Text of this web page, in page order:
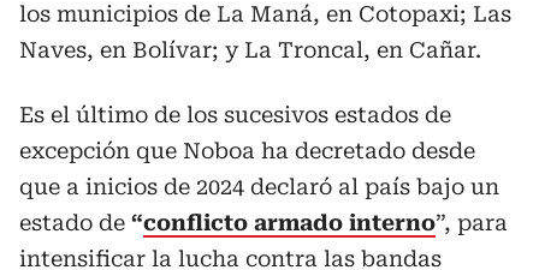
los municipios de La Maná, en Cotopaxi; Las
Naves, en Bolívar; y La Troncal, en Cañar.
Es el último de los sucesivos estados de
excepción que Noboa ha decretado desde
que a inicios de 2024 declaró al país bajo un
estado de “conflicto armado interno”, para
intensificar la lucha contra las bandas